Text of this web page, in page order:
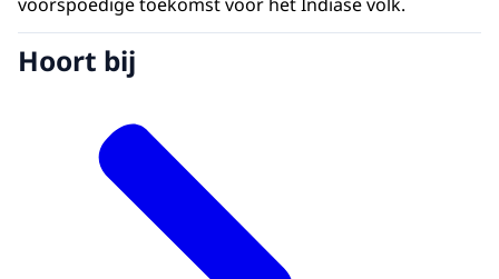
voorspoedige toekomst voor het Indiase volk.
Hoort bij